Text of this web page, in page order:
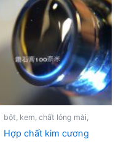
bột, kem, chất lỏng mài,
Hợp chất kim cương
has
The
may